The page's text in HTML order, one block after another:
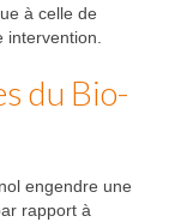
à celle de
intervention.
du Bio-
engendre une
rapport à